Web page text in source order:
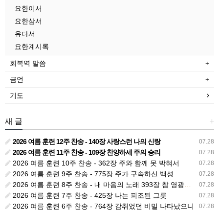
요한이서
요한삼서
유다서
요한계시록
회복역 말씀
금언
기도
+
새 글
07.28
2026 여름 훈련 12주 찬송 - 140장 사랑스런 나의 신랑
07.28
2026 여름 훈련 11주 찬송 - 109장 찬양하세 주의 승리
07.28
2026 여름 훈련 10주 찬송 - 362장 주와 함께 못 박혀서
07.28
2026 여름 훈련 9주 찬송 - 775장 주가 구속하신 백성
07.28
2026 여름 훈련 8주 찬송 - 내 마음의 노래 393장 참 영광스런 우리 왕
07.28
2026 여름 훈련 7주 찬송 - 425장 나는 피조된 그릇
07.28
2026 여름 훈련 6주 찬송 - 764장 감취었던 비밀 나타났으니